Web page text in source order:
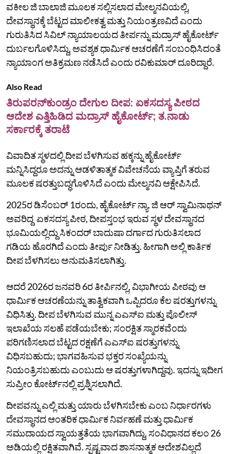
ವಕೀಲ ಜಿ ಬಾಲಾಜಿ ಮೂಲಕ ಸಲ್ಲಿಸಲಾದ ಮೇಲ್ಮನವಿಯಲ್ಲಿ,
ದೇವಸ್ಥಾನಕ್ಕೆ ಬೆಟ್ಟದ ಮಾಲೀಕತ್ವ ಮತ್ತು ನಿಯಂತ್ರಣವಿದೆ ಎಂದು
ಗುರುತಿಸಿದ ಸಿವಿಲ್‌ ನ್ಯಾಯಾಲಯದ ತೀರ್ಪನ್ನು ಮದ್ರಾಸ್‌ ಹೈಕೋರ್ಟ್‌
ದುರ್ಬಲಗೊಳಿಸಿದ್ದು, ಅವಶ್ಯಕ ಧಾರ್ಮಿಕ ಆಚರಣೆಗೆ ಸಂಬಂಧಿಸಿದಂತೆ
ನ್ಯಾಯಾಂಗ ಅತಿಕ್ರಮಣ ನಡೆಸಿದೆ ಎಂದು ರವಿಕುಮಾರ್‌ ದೂರಿದ್ದಾರೆ.
Also Read
ತಿರುಪರನ್‌ಕುಂಡ್ರಂ ದೇಗುಲ ದೀಪ: ಏಕಸದಸ್ಯ ಪೀಠದ
ಆದೇಶ ಎತ್ತಿಹಿಡಿದ ಮದ್ರಾಸ್ ಹೈಕೋರ್ಟ್; ತ.ನಾಡು
ಸರ್ಕಾರಕ್ಕೆ ತರಾಟೆ
ವಿವಾದಿತ ಸ್ಥಳದಲ್ಲಿ ದೀಪ ಬೆಳಗಿಸುವ ಹಕ್ಕನ್ನು ಹೈಕೋರ್ಟ್
ಮನ್ನಿಸಿದ್ದರೂ ಅದನ್ನು ಆಡಳಿತಾತ್ಮಕ ವಿವೇಚನೆಯ ವ್ಯಾಪ್ತಿಗೆ ತರುವ
ಮೂಲಕ ಷರತ್ತುಬದ್ಧಗೊಳಿಸಿದೆ ಎಂದು ಮೇಲ್ಮನವಿ ಆಕ್ಷೇಪಿಸಿದೆ.
2025ರ ಡಿಸೆಂಬರ್ 1ರಂದು, ಹೈಕೋರ್ಟ್‌ ನ್ಯಾ. ಜಿ ಆರ್‌ ಸ್ವಾಮಿನಾಥನ್‌
ಅವರಿದ್ದ ಏಕಸದಸ್ಯ ಪೀಠ, ದೀಪಸ್ತಂಭ ಇರುವ ಸ್ಥಳ ದೇವಸ್ಥಾನದ
ಭೂಮಿಯಲ್ಲಿದ್ದು ಸಿಕಂದರ್‌ ಬಾದುಷಾ ದರ್ಗಾದ ಗುರುತಿಸಲಾದ
ಗಡಿಯ ಹೊರಗಿದೆ ಎಂದು ತೀರ್ಪು ನೀಡಿತ್ತು. ಹೀಗಾಗಿ ಅಲ್ಲಿ ಕಾರ್ತಿಕ
ದೀಪ ಬೆಳಗಿಸಲು ಅನುಮತಿಸಲಾಗಿತ್ತು.
ಆದರೆ 2026ರ ಜನವರಿ 6ರ ತೀರ್ಪಿನಲ್ಲಿ, ವಿಭಾಗೀಯ ಪೀಠವು ಆ
ಧಾರ್ಮಿಕ ಆಚರಣೆಯನ್ನು ತಾತ್ವಿಕವಾಗಿ ಒಪ್ಪಿದರೂ ಕೆಲ ಷರತ್ತುಗಳನ್ನು
ವಿಧಿಸಿತ್ತು. ದೀಪ ಬೆಳಗಿಸುವ ಮುನ್ನ ಎಎಸ್‌ಐ ಮತ್ತು ಪೊಲೀಸ್‌
ಇಲಾಖೆಯ ಸಲಹೆ ಪಡೆಯಬೇಕು; ಸಂರಕ್ಷಿತ ಸ್ಮಾರಕವೆಂದು
ಪರಿಗಣಿಸಲಾದ ಬೆಟ್ಟದ ರಕ್ಷಣೆಗೆ ಎಎಸ್‌ಐ ಷರತ್ತುಗಳನ್ನು
ವಿಧಿಸಬಹುದು; ಭಾಗವಹಿಸುವ ಭಕ್ತರ ಸಂಖ್ಯೆಯನ್ನು
ನಿಯಂತ್ರಿಸಬಹುದು ಎಂಬುದು ಆ ಷರತ್ತುಗಳಾಗಿದ್ದವು. ಇದನ್ನು ಇದೀಗ
ಸುಪ್ರೀಂ ಕೋರ್ಟ್‌ನಲ್ಲಿ ಪ್ರಶ್ನಿಸಲಾಗಿದೆ.
ದೀಪವನ್ನು ಎಲ್ಲಿ ಮತ್ತು ಯಾರು ಬೆಳಗಿಸಬೇಕು ಎಂಬ ನಿರ್ಧಾರಗಳು
ದೇವಸ್ಥಾನದ ಆಂತರಿಕ ಧಾರ್ಮಿಕ ನಿರ್ವಹಣೆ ಮತ್ತು ಧಾರ್ಮಿಕ
ಸಮುದಾಯದ ಸ್ವಾಯತ್ತತೆಯ ಭಾಗವಾಗಿದ್ದು, ಸಂವಿಧಾನದ ಕಲಂ 26
ಅಡಿಯಲ್ಲಿ ರಕ್ಷಿತವಾಗಿವೆ. ಸ್ಪಷ್ಟವಾದ ಶಾಸನಾತ್ಮಕ ಆದೇಶವಿಲ್ಲದೆ